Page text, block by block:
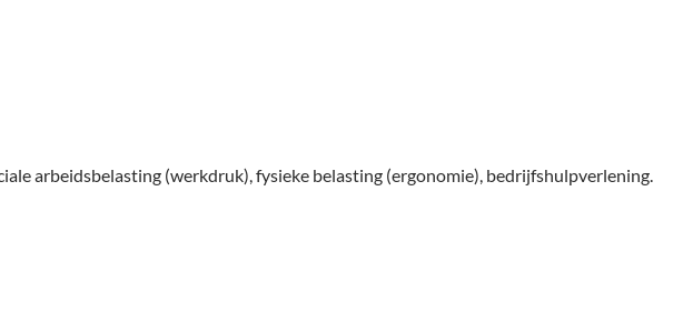
arbeidsbelasting (werkdruk), fysieke belasting (ergonomie), bedrijfshulpverlening.